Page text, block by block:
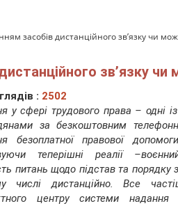
засобів дистанційного зв’язку чи
зв’язку
: 2502
у сфері трудового права – одні
за безкоштовним
безоплатної правової
теперішні реалії
питань щодо підстав та порядку
числі дистанційно. Все
центру системи надання